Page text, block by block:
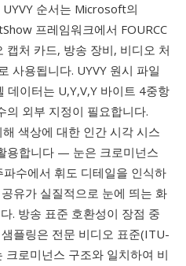
순서는 Microsoft의
프레임워크에서 FOURCC
캡처 카드, 방송 장비, 비디오 처
사용됩니다. UYVY 원시 파일
이터는 U,Y,V,Y 바이트 4중항
의 외부 지정이 필요합니다.
색상에 대한 인간 시각 시스
용합니다 — 눈은 크로미넌스
수에서 휘도 디테일을 인식하
유가 실질적으로 눈에 띄는 화
. 방송 표준 호환성이 장점 중
플링은 전문 비디오 표준(ITU-
로미넌스 구조와 일치하여 비